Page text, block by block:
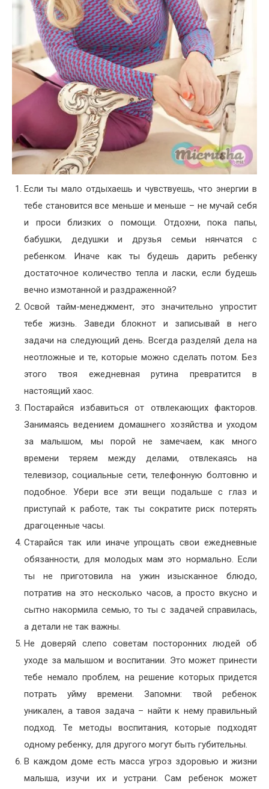
Если ты мало отдыхаешь и чувствуешь, что энергии в
тебе становится все меньше и меньше – не мучай себя
и проси близких о помощи. Отдохни, пока папы,
бабушки, дедушки и друзья семьи нянчатся с
ребенком. Иначе как ты будешь дарить ребенку
достаточное количество тепла и ласки, если будешь
вечно измотанной и раздраженной?
Освой тайм-менеджмент, это значительно упростит
тебе жизнь. Заведи блокнот и записывай в него
задачи на следующий день. Всегда разделяй дела на
неотложные и те, которые можно сделать потом. Без
этого твоя ежедневная рутина превратится в
настоящий хаос.
Постарайся избавиться от отвлекающих факторов.
Занимаясь ведением домашнего хозяйства и уходом
за малышом, мы порой не замечаем, как много
времени теряем между делами, отвлекаясь на
телевизор, социальные сети, телефонную болтовню и
подобное. Убери все эти вещи подальше с глаз и
приступай к работе, так ты сократите риск потерять
драгоценные часы.
Старайся так или иначе упрощать свои ежедневные
обязанности, для молодых мам это нормально. Если
ты не приготовила на ужин изысканное блюдо,
потратив на это несколько часов, а просто вкусно и
сытно накормила семью, то ты с задачей справилась,
а детали не так важны.
Не доверяй слепо советам посторонних людей об
уходе за малышом и воспитании. Это может принести
тебе немало проблем, на решение которых придется
потрать уйму времени. Запомни: твой ребенок
уникален, а тавоя задача – найти к нему правильный
подход. Те методы воспитания, которые подходят
одному ребенку, для другого могут быть губительны.
В каждом доме есть масса угроз здоровью и жизни
малыша, изучи их и устрани. Сам ребенок может